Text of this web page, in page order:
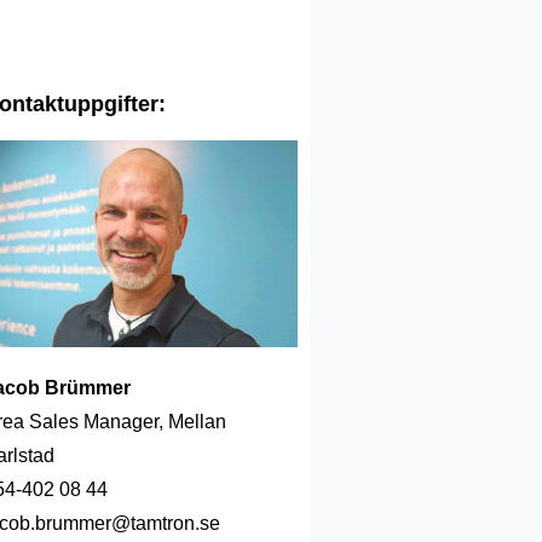
Brümmer
Sales Manager, Mellan
402 08 44